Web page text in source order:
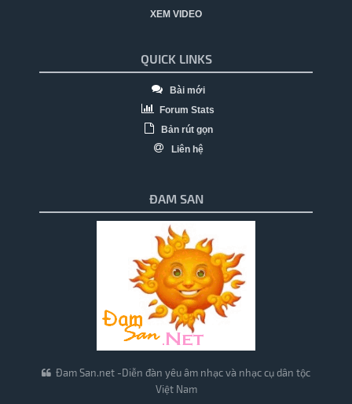
XEM VIDEO
QUICK LINKS
Bài mới
Forum Stats
Bản rút gọn
Liên hệ
ĐAM SAN
Đam San.net -Diễn đàn yêu âm nhạc và nhạc cụ dân tộc
Việt Nam